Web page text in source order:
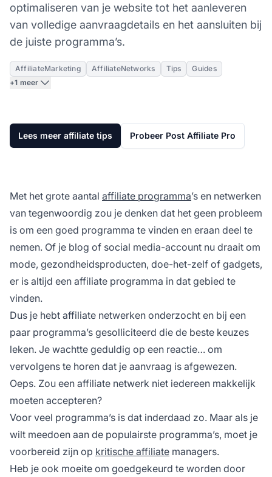
optimaliseren van je website tot het aanleveren
van volledige aanvraagdetails en het aansluiten bij
de juiste programma’s.
AffiliateMarketing AffiliateNetworks Tips
Guides
+1 meer
Lees meer affiliate tips Probeer Post Affiliate Pro
Met het grote aantal affiliate programma’s en netwerken
van tegenwoordig zou je denken dat het geen probleem
is om een goed programma te vinden en eraan deel te
nemen. Of je blog of social media-account nu draait om
mode, gezondheidsproducten, doe-het-zelf of gadgets,
er is altijd een affiliate programma in dat gebied te
vinden.
Dus je hebt affiliate netwerken onderzocht en bij een
paar programma’s gesolliciteerd die de beste keuzes
leken. Je wachtte geduldig op een reactie… om
vervolgens te horen dat je aanvraag is afgewezen.
Oeps. Zou een affiliate netwerk niet iedereen makkelijk
moeten accepteren?
Voor veel programma’s is dat inderdaad zo. Maar als je
wilt meedoen aan de populairste programma’s, moet je
voorbereid zijn op kritische affiliate managers.
Heb je ook moeite om goedgekeurd te worden door